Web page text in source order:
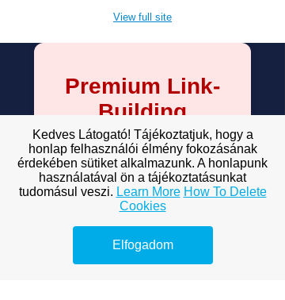
View full site
Premium Link-
Building
Services
Explore premium link-building
options to boost your online
visibility.
AI SEO ügynök változása
Kedves Látogató! Tájékoztatjuk, hogy a
honlap felhasználói élmény fokozásának
érdekében sütiket alkalmazunk. A honlapunk
használatával ön a tájékoztatásunkat
tudomásul veszi. Learn More How To Delete
Cookies
Elfogadom